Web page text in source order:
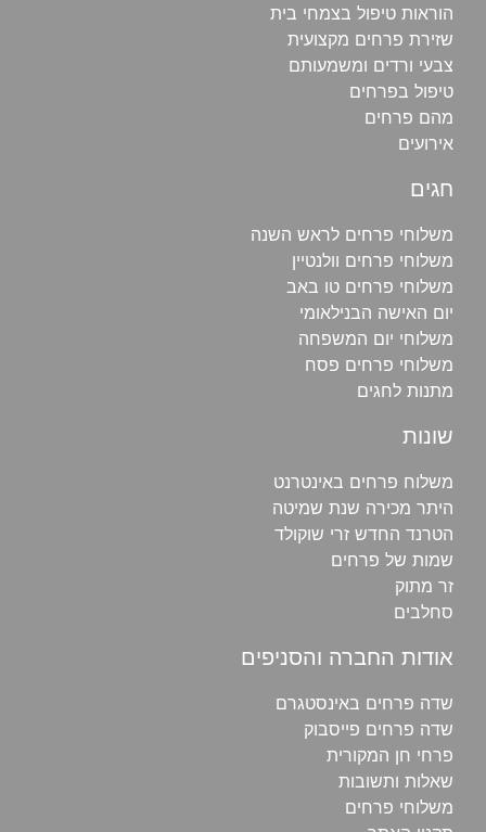
הוראות טיפול בצמחי בית
שזירת פרחים מקצועית
צבעי ורדים ומשמעותם
טיפול בפרחים
מהם פרחים
אירועים
חגים
משלוחי פרחים לראש השנה
משלוחי פרחים וולנטיין
משלוחי פרחים טו באב
יום האישה הבנילאומי
משלוחי יום המשפחה
משלוחי פרחים פסח
מתנות לחגים
שונות
משלוח פרחים באינטרנט
היתר מכירה שנת שמיטה
הטרנד החדש זרי שוקולד
שמות של פרחים
זר מתוק
סחלבים
אודות החברה והסניפים
שדה פרחים באינסטגרם
שדה פרחים פייסבוק
פרחי חן‎ המקורית
שאלות ותשובות
משלוחי פרחים‎